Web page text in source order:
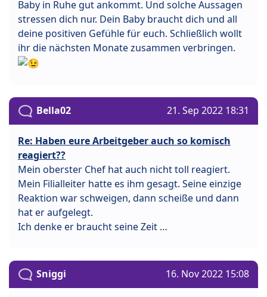
Baby in Ruhe gut ankommt. Und solche Aussagen
stressen dich nur. Dein Baby braucht dich und all
deine positiven Gefühle für euch. Schließlich wollt
ihr die nächsten Monate zusammen verbringen.
Bella02 21. Sep 2022 18:31
Re: Haben eure Arbeitgeber auch so komisch
reagiert??
Mein oberster Chef hat auch nicht toll reagiert.
Mein Filialleiter hatte es ihm gesagt. Seine einzige
Reaktion war schweigen, dann scheiße und dann
hat er aufgelegt.
Ich denke er braucht seine Zeit …
Sniggi 16. Nov 2022 15:08